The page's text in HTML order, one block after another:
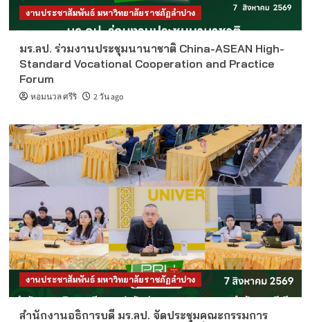
งานประชาสัมพันธ์ มหาวิทยาลัยราชภัฏลำปาง
มร.ลป. ร่วมงานประชุมนานาชาติ China-ASEAN High-
Standard Vocational Cooperation and Practice
Forum
หอมนวล ศรีริ 2 วัน ago
งานประชาสัมพันธ์ มหาวิทยาลัยราชภัฏลำปาง
สำนักงานอธิการบดี มร.ลป. จัดประชุมคณะกรรมการ